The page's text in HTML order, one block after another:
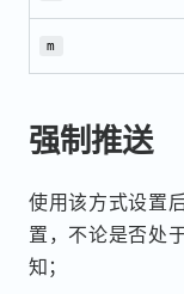
m
强制推送
使用该方式设置
置，不论是否处
知；